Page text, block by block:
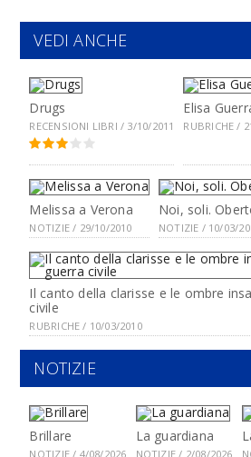
VEDI ANCHE
Drugs
RECENSIONI LIBRI / 3/10/2011
Elisa
RUBRICHE /
Melissa a Verona
NOTIZIE / 29/10/2010
Noi, soli.
NOTIZIE / 10/03/
Il canto della clarisse e le ombre
civile
RUBRICHE / 10/03/2010
NOTIZIE
Brillare
NOTIZIE / 4/08/2026
La guardiana
NOTIZIE / 2/08/2026